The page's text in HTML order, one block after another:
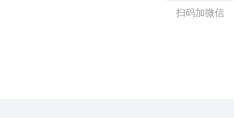
扫码加微信